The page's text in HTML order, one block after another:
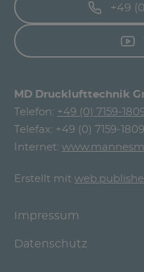
+49
MD Drucklufttechnik
Telefon: +49 (0) 7159-
Telefax: +49 (0) 7159-
Internet:
Erstellt mit
Impressum
Datenschutz